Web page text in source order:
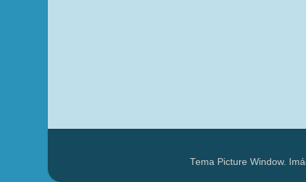
Tema Picture Window.